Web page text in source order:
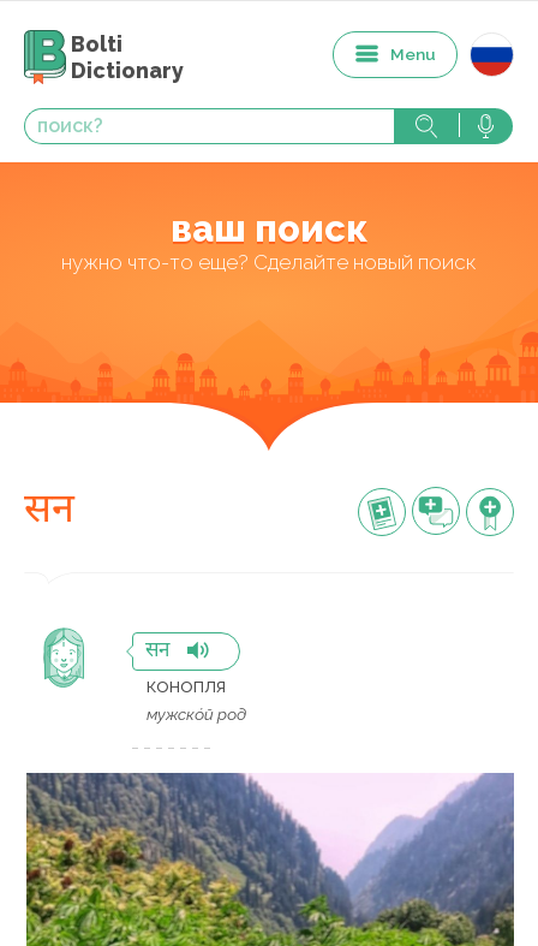
Bolti
Dictionary
Menu
ваш поиск
нужно что-то еще? Сделайте новый поиск
सन
सन
конопля
мужско́й род